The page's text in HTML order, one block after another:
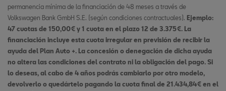
permanencia mínima de la financiación de 48 meses a través de
Volkswagen Bank GmbH S.E. (según condiciones contractuales). Ejemplo:
47 cuotas de 150,00€ y 1 cuota en el plazo 12 de 3.375€. La
financiación incluye esta cuota irregular en previsión de recibir la
ayuda del Plan Auto +. La concesión o denegación de dicha ayuda
no altera las condiciones del contrato ni la obligación del pago. Si
lo deseas, al cabo de 4 años podrás cambiarlo por otro modelo,
devolverlo o quedártelo pagando la cuota final de 21.434,84€ en el